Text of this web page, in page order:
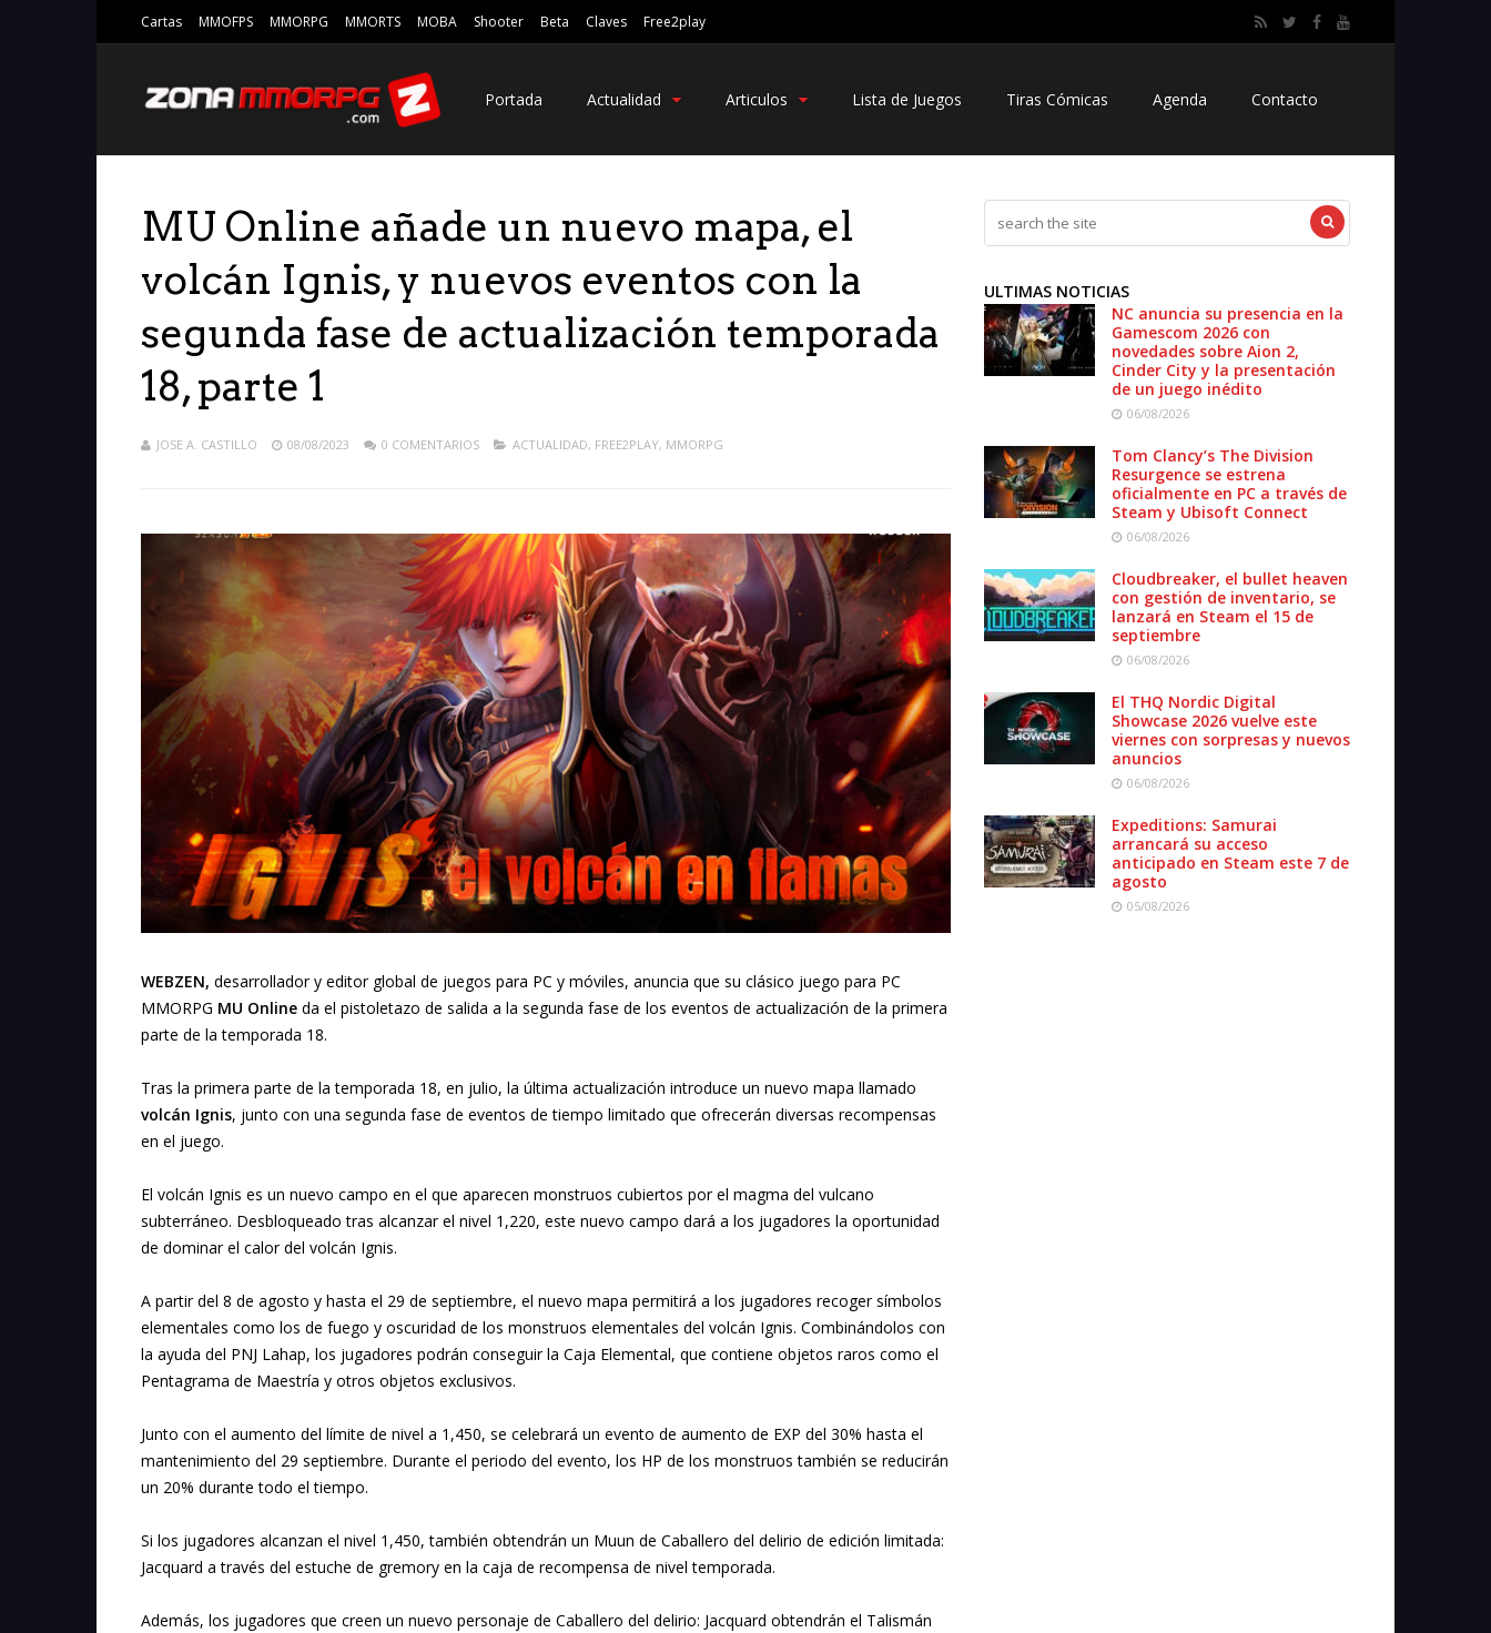
Cartas MMOFPS MMORPG MMORTS MOBA Shooter Beta Claves Free2play
Portada Actualidad Articulos Lista de Juegos Tiras Cómicas Agenda Contacto
MU Online añade un nuevo mapa, el
volcán Ignis, y nuevos eventos con la
segunda fase de actualización temporada
18, parte 1
JOSE A. CASTILLO 08/08/2023 0 COMENTARIOS ACTUALIDAD, FREE2PLAY, MMORPG
WEBZEN, desarrollador y editor global de juegos para PC y móviles, anuncia que su clásico juego para PC
MMORPG MU Online da el pistoletazo de salida a la segunda fase de los eventos de actualización de la primera
parte de la temporada 18.
Tras la primera parte de la temporada 18, en julio, la última actualización introduce un nuevo mapa llamado
volcán Ignis, junto con una segunda fase de eventos de tiempo limitado que ofrecerán diversas recompensas
en el juego.
El volcán Ignis es un nuevo campo en el que aparecen monstruos cubiertos por el magma del vulcano
subterráneo. Desbloqueado tras alcanzar el nivel 1,220, este nuevo campo dará a los jugadores la oportunidad
de dominar el calor del volcán Ignis.
A partir del 8 de agosto y hasta el 29 de septiembre, el nuevo mapa permitirá a los jugadores recoger símbolos
elementales como los de fuego y oscuridad de los monstruos elementales del volcán Ignis. Combinándolos con
la ayuda del PNJ Lahap, los jugadores podrán conseguir la Caja Elemental, que contiene objetos raros como el
Pentagrama de Maestría y otros objetos exclusivos.
Junto con el aumento del límite de nivel a 1,450, se celebrará un evento de aumento de EXP del 30% hasta el
mantenimiento del 29 septiembre. Durante el periodo del evento, los HP de los monstruos también se reducirán
un 20% durante todo el tiempo.
Si los jugadores alcanzan el nivel 1,450, también obtendrán un Muun de Caballero del delirio de edición limitada:
Jacquard a través del estuche de gremory en la caja de recompensa de nivel temporada.
Además, los jugadores que creen un nuevo personaje de Caballero del delirio: Jacquard obtendrán el Talismán
ULTIMAS NOTICIAS
NC anuncia su presencia en la
Gamescom 2026 con
novedades sobre Aion 2,
Cinder City y la presentación
de un juego inédito
06/08/2026
Tom Clancy’s The Division
Resurgence se estrena
oficialmente en PC a través de
Steam y Ubisoft Connect
06/08/2026
Cloudbreaker, el bullet heaven
con gestión de inventario, se
lanzará en Steam el 15 de
septiembre
06/08/2026
El THQ Nordic Digital
Showcase 2026 vuelve este
viernes con sorpresas y nuevos
anuncios
06/08/2026
Expeditions: Samurai
arrancará su acceso
anticipado en Steam este 7 de
agosto
05/08/2026